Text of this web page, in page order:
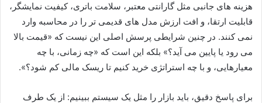
هزینه های جانبی مثل گارانتی معتبر، سلامت باتری، کیفیت نمایشگر،
قابلیت ارتقا، و افت ارزش مدل های قدیمی تر را در محاسبه وارد
نمی کنند. در چنین شرایطی پرسش اصلی این نیست که «قیمت بالا
می رود یا پایین می آید؟» بلکه این است که «چه زمانی، با چه
معیارهایی، و با چه استراتژی خرید کنیم تا ریسک مالی کم شود؟».
برای پاسخ دقیق، باید بازار را مثل یک سیستم ببینیم: از یک طرف